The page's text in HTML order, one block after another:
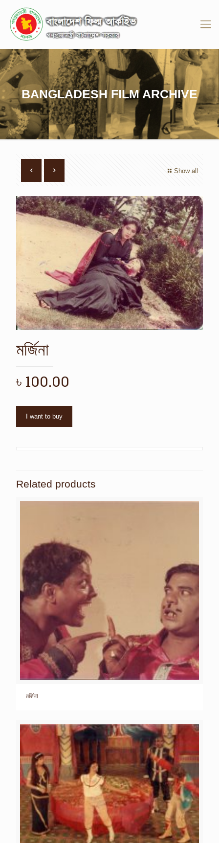
BANGLADESH FILM ARCHIVE
Show all
মর্জিনা
৳ 100.00
I want to buy
Related products
মর্জিনা